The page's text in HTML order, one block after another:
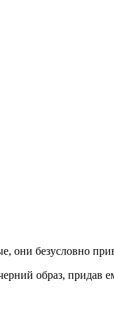
они безусловно
образ, придав